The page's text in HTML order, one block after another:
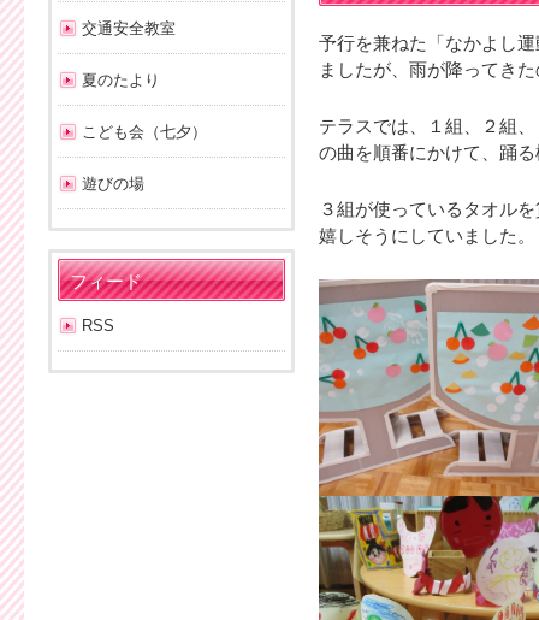
予行を兼ねた「なかよし
ましたが、雨が降ってき
テラスでは、１組、２組
の曲を順番にかけて、踊
３組が使っているタオル
嬉しそうにしていました。
交通安全教室
夏のたより
こども会（七夕）
遊びの場
フィード
RSS